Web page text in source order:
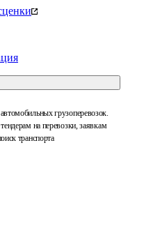
грузоперевозок.
на перевозки, заявкам
транспорта